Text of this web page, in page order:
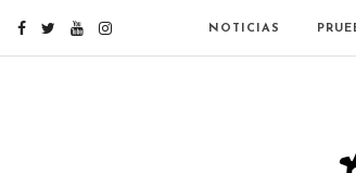
NOTICIAS